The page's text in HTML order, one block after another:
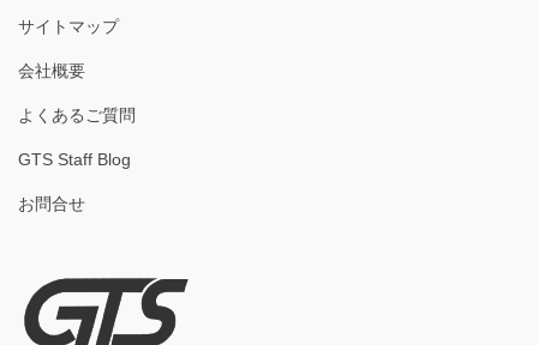
サイトマップ
会社概要
よくあるご質問
GTS Staff Blog
お問合せ